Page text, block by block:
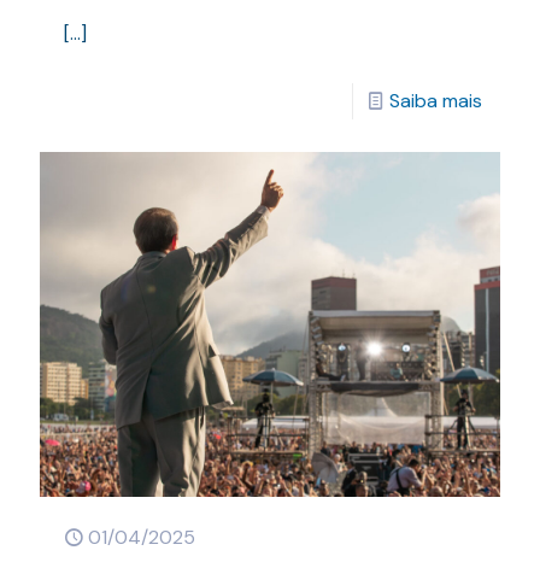
[…]
Saiba mais
01/04/2025